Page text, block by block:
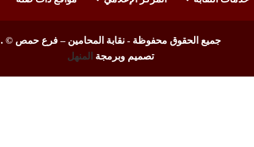
جميع الحقوق محفوظة - نقابة المحامين – فرع حمص ©.
تصميم وبرمجة
المنهل